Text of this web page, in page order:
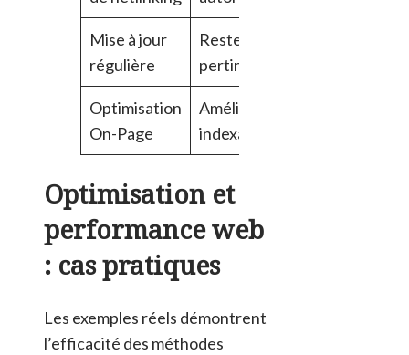
Mise à jour
régulière
Rester
pertinent
Optimisation
On-Page
Améliorer
indexation
Optimisation et
performance web
: cas pratiques
Les exemples réels démontrent
l’efficacité des méthodes